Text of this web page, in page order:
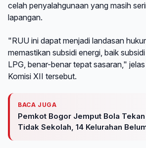
celah penyalahgunaan yang masih
lapangan.
"RUU ini dapat menjadi landasan
memastikan subsidi energi, baik
LPG, benar-benar tepat sasaran,"
Komisi XII tersebut.
BACA JUGA
Pemkot Bogor Jemput Bola
Tidak Sekolah, 14 Kelurahan